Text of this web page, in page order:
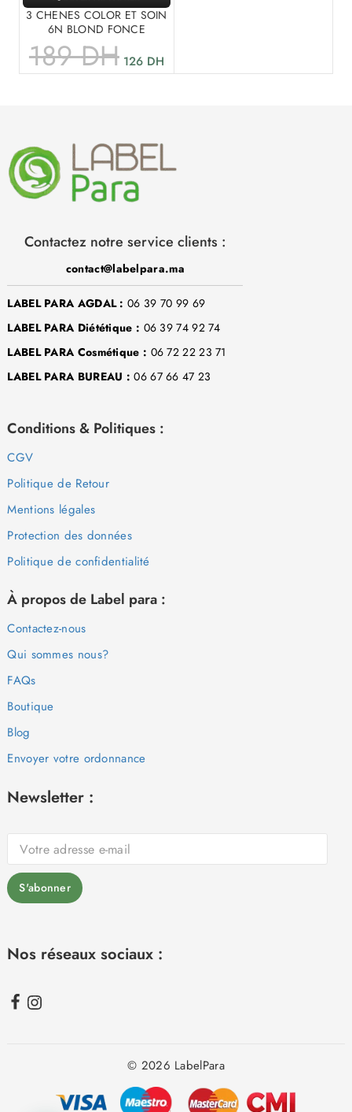
3 CHENES COLOR ET SOIN
6N BLOND FONCE
189DH 126 DH
Contactez notre service clients :
contact@labelpara.ma
LABEL PARA AGDAL : 06 39 70 99 69
LABEL PARA Diététique : 06 39 74 92 74
LABEL PARA Cosmétique : 06 72 22 23 71
LABEL PARA BUREAU : 06 67 66 47 23
Conditions & Politiques :
CGV
Politique de Retour
Mentions légales
Protection des données
Politique de confidentialité
À propos de Label para :
Contactez-nous
Qui sommes nous?
FAQs
Boutique
Blog
Envoyer votre ordonnance
Newsletter :
Nos réseaux sociaux :
© 2026 LabelPara